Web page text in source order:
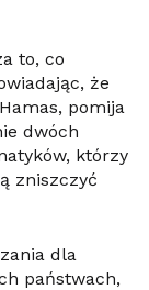
to, co
że
pomija
dwóch
którzy
zniszczyć
dla
państwach,